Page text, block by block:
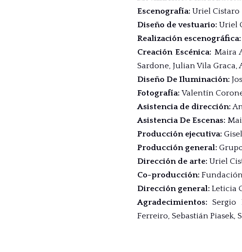
Escenografía: Uriel Cistaro
Diseño de vestuario: Uriel
Realización escenográfica
Creación Escénica: Maira
Sardone, Julian Vila Graca,
Diseño De Iluminación:
Fotografía: Valentín
Asistencia de dirección:
Asistencia De Escenas:
Producción ejecutiva:
Producción general:
Dirección de arte: Uriel
Co-producción:
Dirección general: Leticia
Agradecimientos:Sergio
Ferreiro, Sebastián Piasek,